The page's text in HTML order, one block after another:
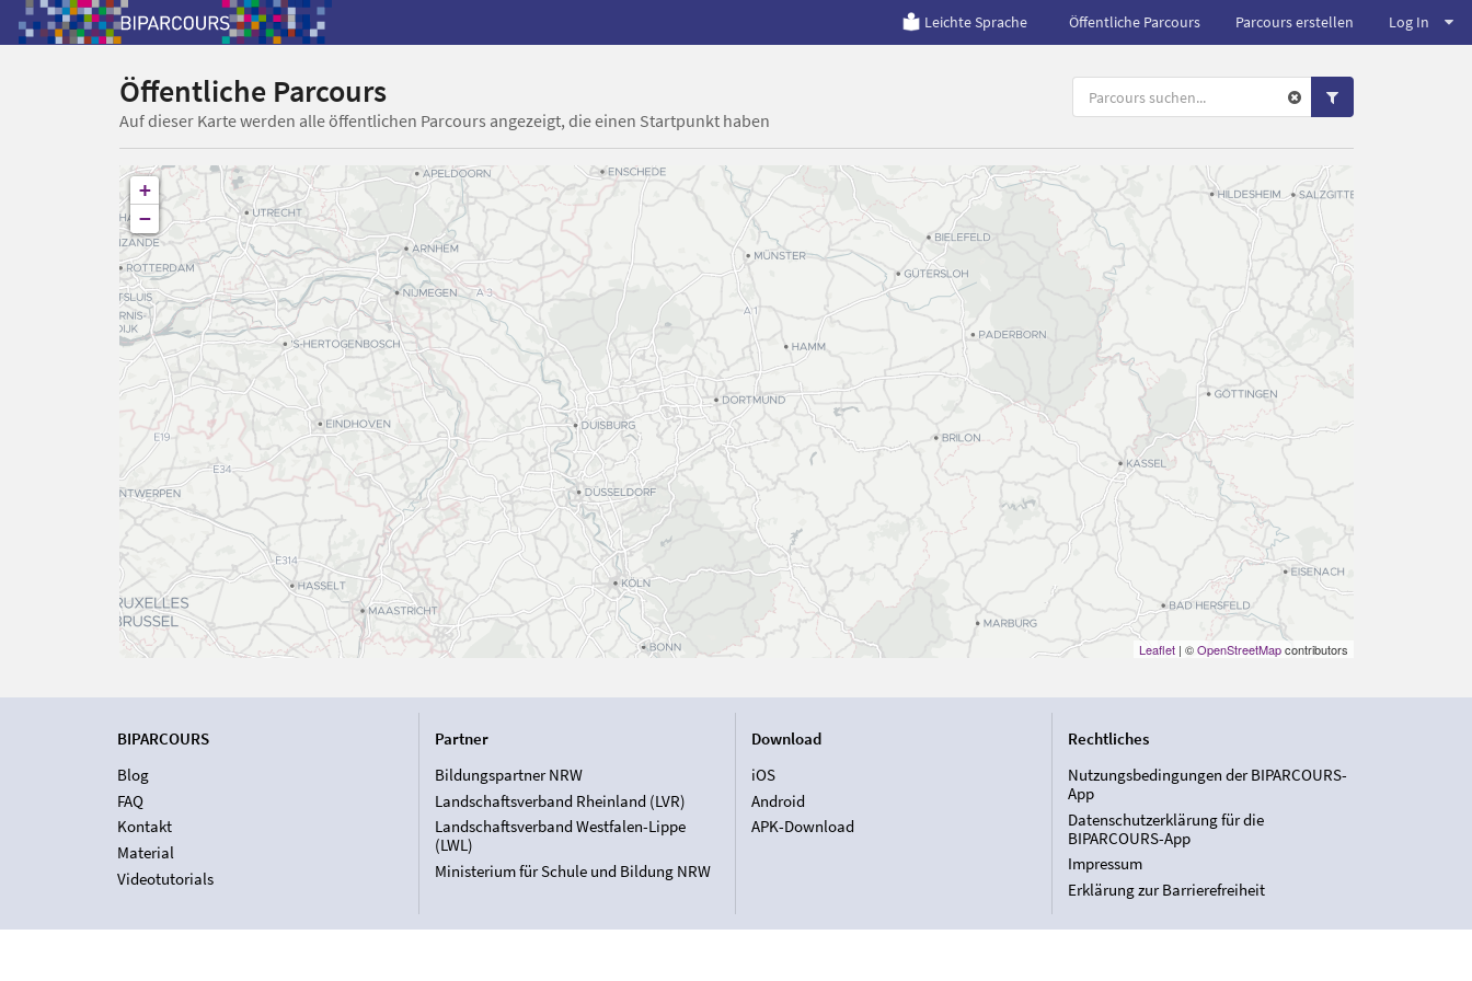
Leichte Sprache Öffentliche Parcours Parcours erstellen Log In
Öffentliche Parcours
Auf dieser Karte werden alle öffentlichen Parcours angezeigt, die einen Startpunkt haben
+
−
Leaflet| ©OpenStreetMapcontributors
BIPARCOURS
Blog
FAQ
Kontakt
Material
Videotutorials
Partner
Bildungspartner NRW
Landschaftsverband Rheinland (LVR)
Landschaftsverband Westfalen-Lippe
(LWL)
Ministerium für Schule und Bildung NRW
Download
iOS
Android
APK-Download
Rechtliches
Nutzungsbedingungen der BIPARCOURS-
App
Datenschutzerklärung für die
BIPARCOURS-App
Impressum
Erklärung zur Barrierefreiheit